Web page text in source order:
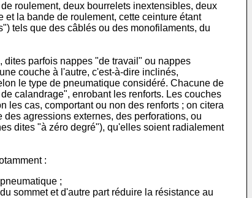
roulement, deux bourrelets inextensibles, deux
la bande de roulement, cette ceinture étant
tels que des câblés ou des monofilaments, du
parfois nappes "de travail" ou nappes
couche à l'autre, c'est-à-dire inclinés,
le type de pneumatique considéré. Chacune de
calandrage", enrobant les renforts. Les couches
cas, comportant ou non des renforts ; on citera
agressions externes, des perforations, ou
dites "à zéro degré"), qu'elles soient radialement
:
;
sommet et d'autre part réduire la résistance au